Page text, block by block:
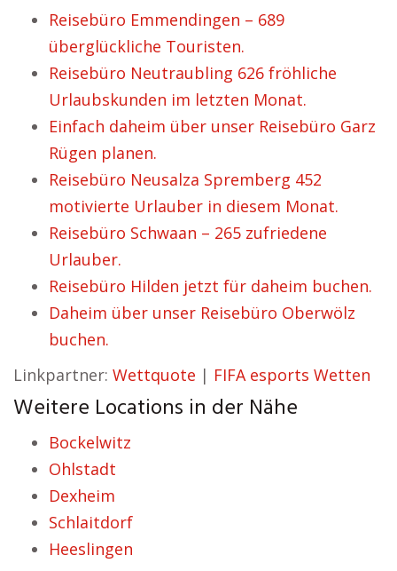
Reisebüro Emmendingen – 689
überglückliche Touristen.
Reisebüro Neutraubling 626 fröhliche
Urlaubskunden im letzten Monat.
Einfach daheim über unser Reisebüro Garz
Rügen planen.
Reisebüro Neusalza Spremberg 452
motivierte Urlauber in diesem Monat.
Reisebüro Schwaan – 265 zufriedene
Urlauber.
Reisebüro Hilden jetzt für daheim buchen.
Daheim über unser Reisebüro Oberwölz
buchen.
Linkpartner: Wettquote | FIFA esports Wetten
Weitere Locations in der Nähe
Bockelwitz
Ohlstadt
Dexheim
Schlaitdorf
Heeslingen